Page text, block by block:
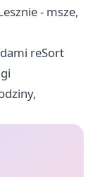
- msze,
reSort